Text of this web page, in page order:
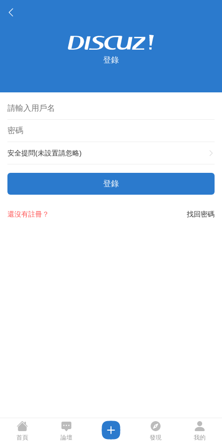
登錄
安全提問(未設置請忽略)
登錄
找回密碼
還沒有註冊？
首頁 論壇 發現 我的